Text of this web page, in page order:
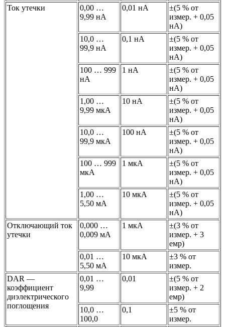
Ток утечки
0,00 …
9,99 нА
0,01 нА
±(5 % от
измер. + 0,05
нА)
10,0 …
99,9 нА
0,1 нА
±(5 % от
измер. + 0,05
нА)
100 … 999
нА
1 нА
±(5 % от
измер. + 0,05
нА)
1,00 …
9,99 мкА
10 нА
±(5 % от
измер. + 0,05
нА)
10,0 …
99,9 мкА
100 нА
±(5 % от
измер. + 0,05
нА)
100 … 999
мкА
1 мкА
±(5 % от
измер. + 0,05
нА)
1,00 …
5,50 мА
10 мкА
±(5 % от
измер. + 0,05
нА)
Отключающий ток
утечки
0,000 …
0,009 мA
1 мкA
±(3 % от
измер. + 3
емр)
0,01 …
5,50 мА
10 мкА
±3 % от
измер.
DAR —
коэффициент
диэлектрического
поглощения
0,01 …
9,99
0,01
±(5 % от
измер. + 2
емр)
10,0 …
100,0
0,1
±5 % от
измер.